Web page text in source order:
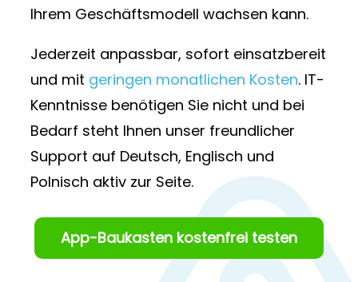
Ihrem Geschäftsmodell wachsen kann.
Jederzeit anpassbar, sofort einsatzbereit
und mit geringen monatlichen Kosten. IT-
Kenntnisse benötigen Sie nicht und bei
Bedarf steht Ihnen unser freundlicher
Support auf Deutsch, Englisch und
Polnisch aktiv zur Seite.
App-Baukasten kostenfrei testen